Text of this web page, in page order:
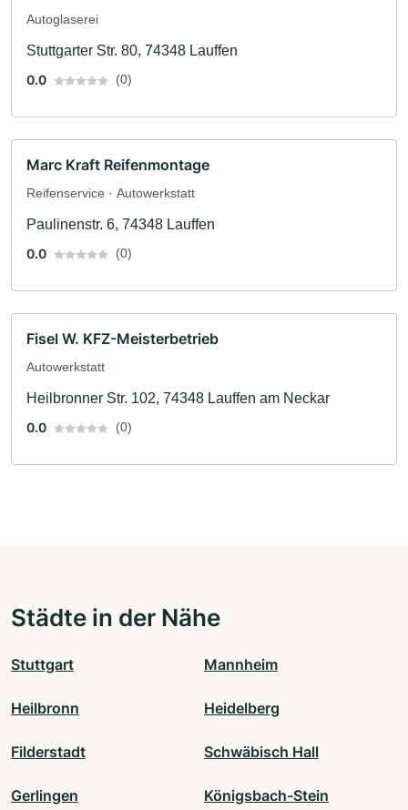
Autoglaserei
Stuttgarter Str. 80, 74348 Lauffen
0.0
(0)
Marc Kraft Reifenmontage
Reifenservice · Autowerkstatt
Paulinenstr. 6, 74348 Lauffen
0.0
(0)
Fisel W. KFZ-Meisterbetrieb
Autowerkstatt
Heilbronner Str. 102, 74348 Lauffen am Neckar
0.0
(0)
Städte in der Nähe
Stuttgart Mannheim
Heilbronn Heidelberg
Filderstadt Schwäbisch Hall
Gerlingen Königsbach-Stein